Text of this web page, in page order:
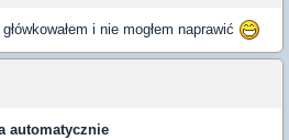
i nie mogłem naprawić
automatycznie